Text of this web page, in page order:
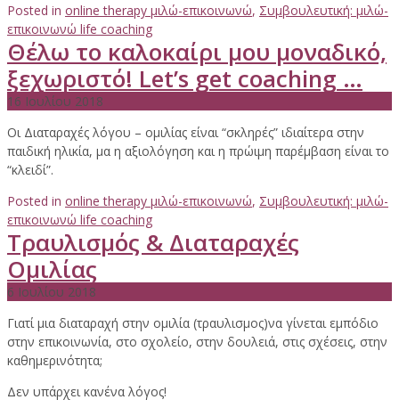
Posted in online therapy μιλώ-επικοινωνώ, Συμβουλευτική: μιλώ-
επικοινωνώ life coaching
Θέλω το καλοκαίρι μου μοναδικό,
ξεχωριστό! Let’s get coaching …
16 Ιουλίου 2018
Οι Διαταραχές λόγου – ομιλίας είναι “σκληρές” ιδιαίτερα στην
παιδική ηλικία, μα η αξιολόγηση και η πρώιμη παρέμβαση είναι το
“κλειδί”.
Posted in online therapy μιλώ-επικοινωνώ, Συμβουλευτική: μιλώ-
επικοινωνώ life coaching
Τραυλισμός & Διαταραχές
Ομιλίας
6 Ιουλίου 2018
Γιατί μια διαταραχή στην ομιλία (τραυλισμος)να γίνεται εμπόδιο
στην επικοινωνία, στο σχολείο, στην δουλειά, στις σχέσεις, στην
καθημερινότητα;
Δεν υπάρχει κανένα λόγος!